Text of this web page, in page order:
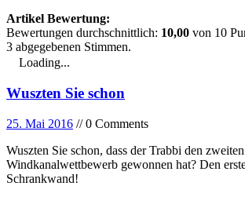
Artikel Bewertung:
Bewertungen durchschnittlich: 10,00 von 10
3 abgegebenen Stimmen.
Loading...
Wuszten Sie schon
25. Mai 2016 // 0 Comments
Wuszten Sie schon, dass der Trabbi den
Windkanalwettbewerb gewonnen hat? Den
Schrankwand!